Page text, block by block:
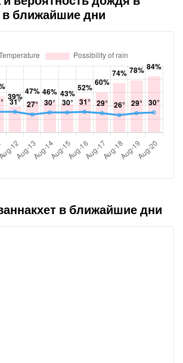
в ближайшие дни
в ближайшие дни